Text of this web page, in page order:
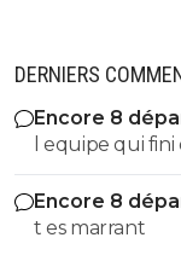
DERNIERS
Encore 8
l equipe qui fini
es tro malin toi
Encore 8
t es marrant